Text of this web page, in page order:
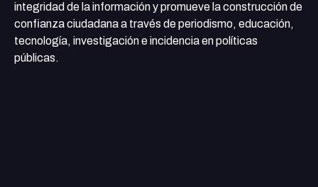
integridad de la información y promueve la construcción de
confianza ciudadana a través de periodismo, educación,
tecnología, investigación e incidencia en políticas
públicas.